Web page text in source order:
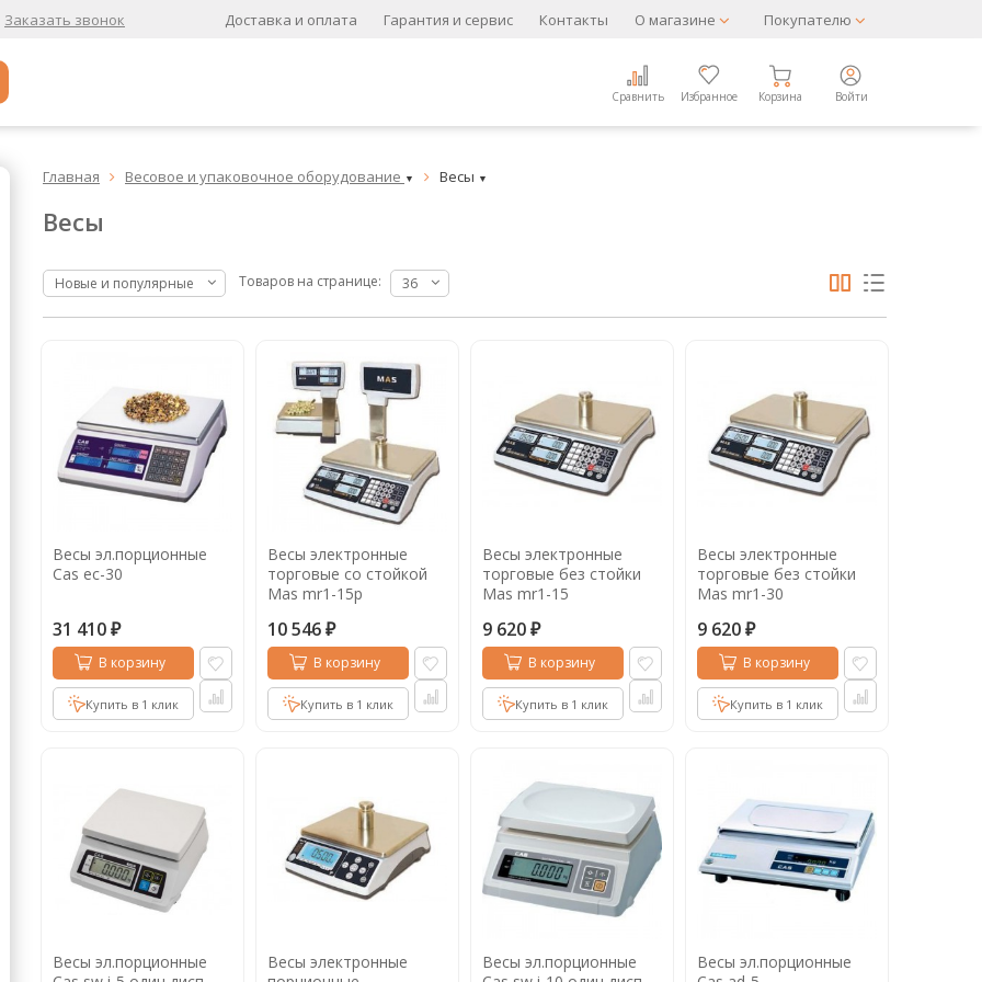
Заказать звонок Доставка и оплата Гарантия и сервис Контакты О магазине Покупателю
Сравнить Избранное Корзина Войти
Кофе в зернах свежей обжарки
Кофе в зернах хит
Кофе в зернах свежей обжарки
Кофе в дрип пакетах
Кофе для вендинга
Кофе сублимированный
Главная  Весовое и упаковочное оборудование ▼  Весы ▼
Весы
Новые и популярные Товаров на странице: 36
Весы эл.порционные
Cas ec-30
31 410 ₽
В корзину
Купить в 1 клик
Весы электронные
торговые со стойкой
Mas mr1-15p
10 546 ₽
В корзину
Купить в 1 клик
Весы электронные
торговые без стойки
Mas mr1-15
9 620 ₽
В корзину
Купить в 1 клик
Весы электронные
торговые без стойки
Mas mr1-30
9 620 ₽
В корзину
Купить в 1 клик
Весы эл.порционные
Весы электронные
Весы эл.порционные
Весы эл.порционные